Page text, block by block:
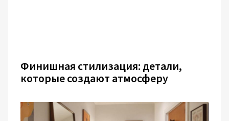
Финишная стилизация: детали,
которые создают атмосферу